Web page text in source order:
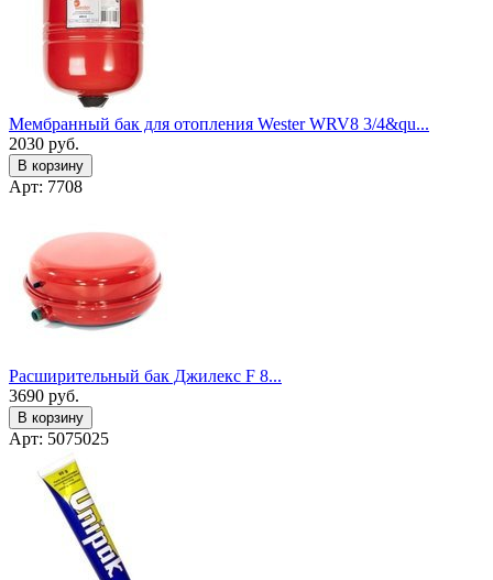
Мембранный бак для отопления Wester WRV8 3/4&qu...
2030 руб.
В корзину
Арт: 7708
Расширительный бак Джилекс F 8...
3690 руб.
В корзину
Арт: 5075025